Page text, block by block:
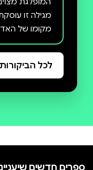
המופלגת
מגילה זו
מקומו של
האלוהית
לכל הביקורות
ספרים חדשים